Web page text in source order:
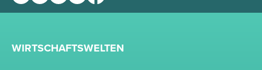
WIRTSCHAFTSWELTEN